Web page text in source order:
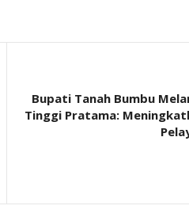
Bupati Tanah Bumbu
Tinggi Pratama: